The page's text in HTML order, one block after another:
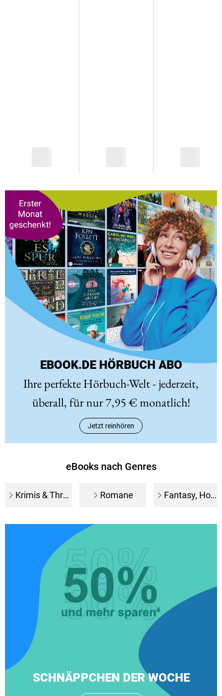
EBOOK.DE HÖRBUCH ABO
Ihre perfekte Hörbuch-Welt - jederzeit,
überall, für nur 7,95 € monatlich!
Jetzt reinhören
eBooks nach Genres
Krimis & Thriller Romane Fantasy, Horror, SciFi
SCHNÄPPCHEN DER WOCHE